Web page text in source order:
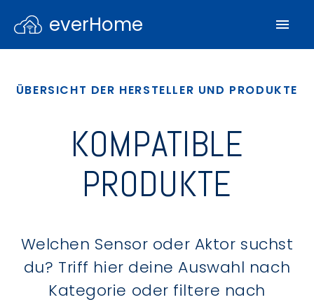
everHome
ÜBERSICHT DER HERSTELLER UND PRODUKTE
KOMPATIBLE
PRODUKTE
Welchen Sensor oder Aktor suchst
du? Triff hier deine Auswahl nach
Kategorie oder filtere nach